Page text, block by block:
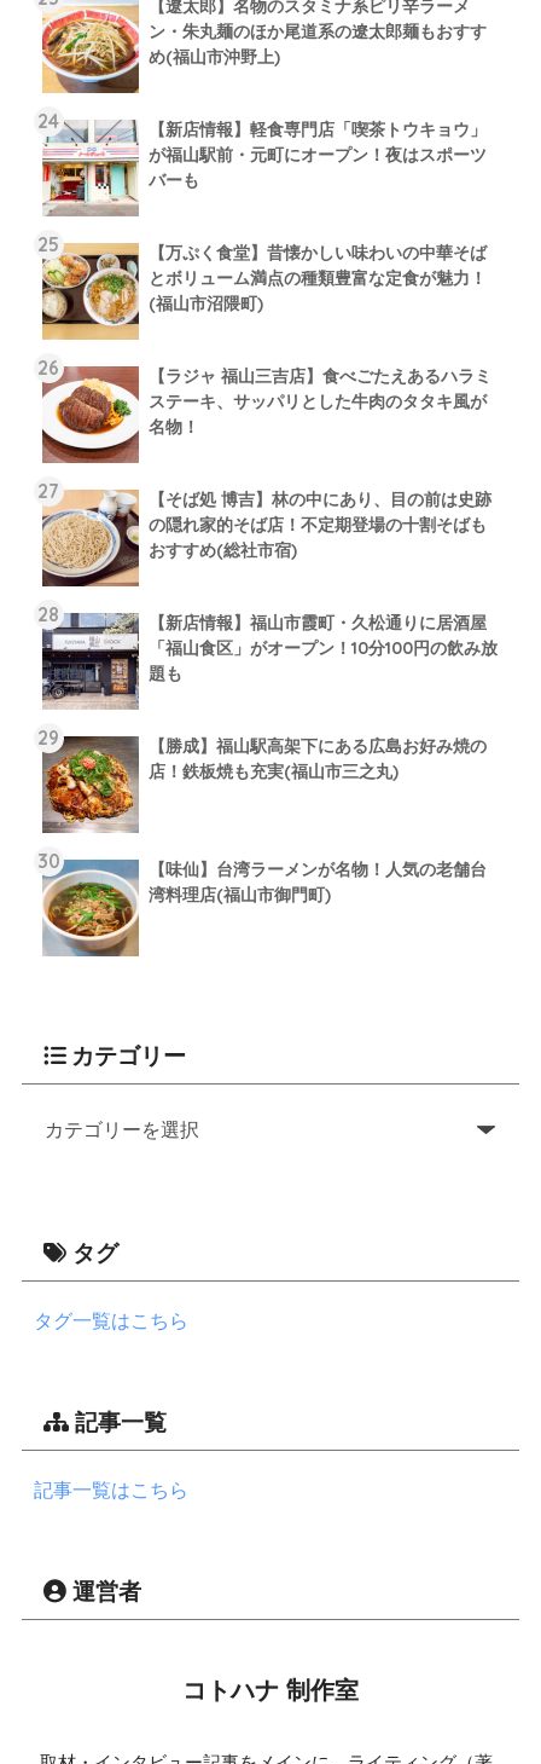
【遼太郎】名物のスタミナ系ピリ辛ラーメ
ン・朱丸麺のほか尾道系の遼太郎麺もおすす
め(福山市沖野上)
【新店情報】軽食専門店「喫茶トウキョウ」
が福山駅前・元町にオープン！夜はスポーツ
バーも
【万ぷく食堂】昔懐かしい味わいの中華そば
とボリューム満点の種類豊富な定食が魅力！
(福山市沼隈町)
【ラジャ 福山三吉店】食べごたえあるハラミ
ステーキ、サッパリとした牛肉のタタキ風が
名物！
【そば処 博吉】林の中にあり、目の前は史跡
の隠れ家的そば店！不定期登場の十割そばも
おすすめ(総社市宿)
【新店情報】福山市霞町・久松通りに居酒屋
「福山食区」がオープン！10分100円の飲み放
題も
【勝成】福山駅高架下にある広島お好み焼の
店！鉄板焼も充実(福山市三之丸)
【味仙】台湾ラーメンが名物！人気の老舗台
湾料理店(福山市御門町)
カテゴリー
タグ
タグ一覧はこちら
記事一覧
記事一覧はこちら
運営者
コトハナ 制作室